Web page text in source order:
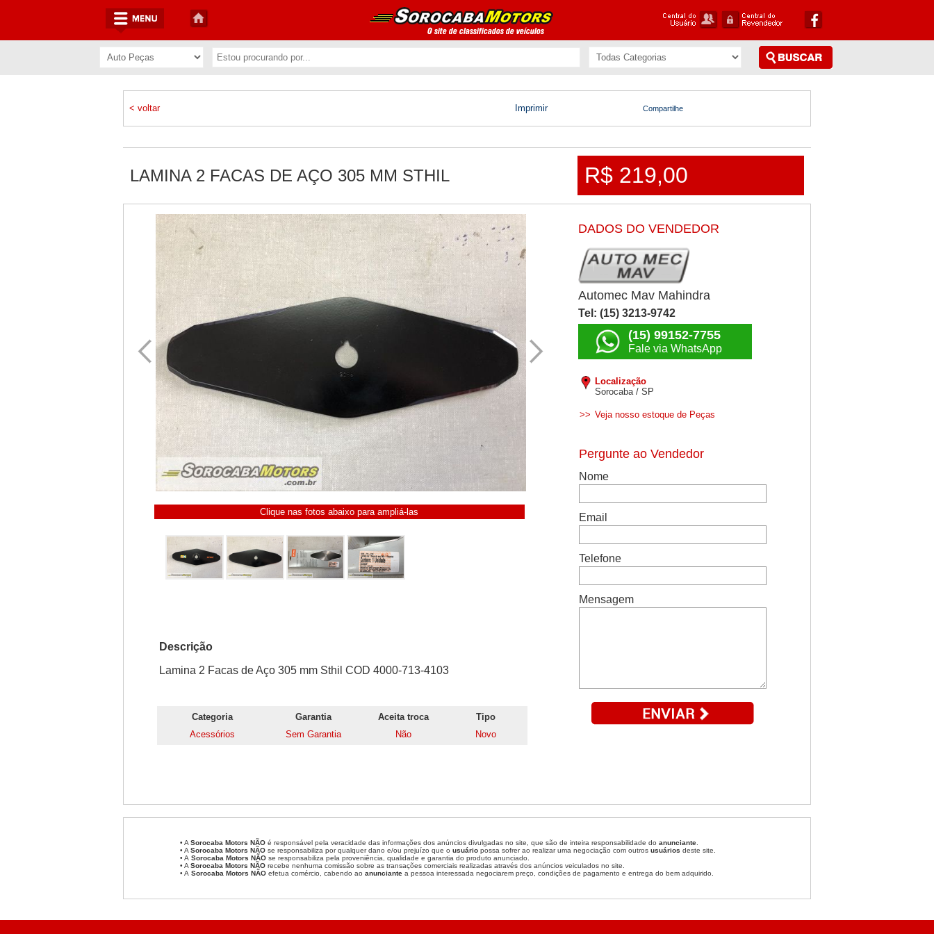
< voltar Imprimir Compartilhe
LAMINA 2 FACAS DE AÇO 305 MM STHIL R$ 219,00
Clique nas fotos abaixo para ampliá-las
DADOS DO VENDEDOR
Automec Mav Mahindra
Tel: (15) 3213-9742
(15) 99152-7755
Fale via WhatsApp
Localização
Sorocaba / SP
>> Veja nosso estoque de Peças
Descrição
Lamina 2 Facas de Aço 305 mm Sthil COD 4000-713-4103
Categoria Garantia Aceita troca
Tipo
Acessórios
Sem Garantia Não Novo
• A Sorocaba Motors NÃO é responsável pela veracidade das informações dos anúncios divulgadas no site, que são de inteira responsabilidade do anunciante
• A Sorocaba Motors NÃO se responsabiliza por qualquer dano e/ou prejuízo que o usuário possa sofrer ao realizar uma negociação com outros usuários deste site.
• A Sorocaba Motors NÃO se responsabiliza pela proveniência, qualidade e garantia do produto anunciado.
• A Sorocaba Motors NÃO recebe nenhuma comissão sobre as transações comerciais realizadas através dos anúncios veiculados no site.
• A Sorocaba Motors NÃO efetua comércio, cabendo ao anunciante a pessoa interessada negociarem preço, condições de pagamento e entrega do bem adquirido.